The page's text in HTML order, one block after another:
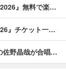
』無料で楽…
』チケット一…
佐野晶哉が合唱…